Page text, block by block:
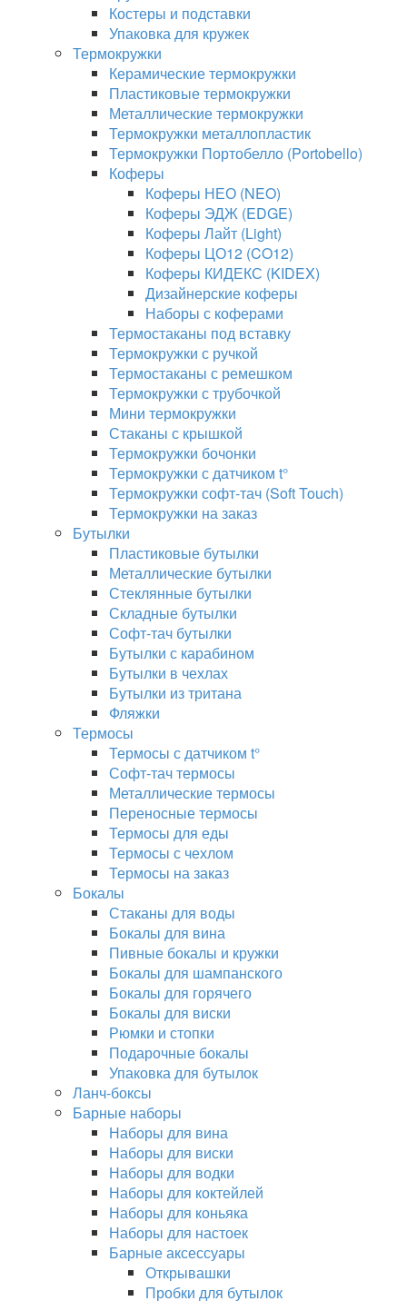
Костеры и подставки
Упаковка для кружек
Термокружки
Керамические термокружки
Пластиковые термокружки
Металлические термокружки
Термокружки металлопластик
Термокружки Портобелло (Portobello)
Коферы
Коферы НЕО (NEO)
Коферы ЭДЖ (EDGE)
Коферы Лайт (Light)
Коферы ЦО12 (CO12)
Коферы КИДЕКС (KIDEX)
Дизайнерские коферы
Наборы с коферами
Термостаканы под вставку
Термокружки с ручкой
Термостаканы с ремешком
Термокружки с трубочкой
Мини термокружки
Стаканы с крышкой
Термокружки бочонки
Термокружки с датчиком t°
Термокружки софт-тач (Soft Touch)
Термокружки на заказ
Бутылки
Пластиковые бутылки
Металлические бутылки
Стеклянные бутылки
Складные бутылки
Софт-тач бутылки
Бутылки с карабином
Бутылки в чехлах
Бутылки из тритана
Фляжки
Термосы
Термосы с датчиком t°
Софт-тач термосы
Металлические термосы
Переносные термосы
Термосы для еды
Термосы с чехлом
Термосы на заказ
Бокалы
Стаканы для воды
Бокалы для вина
Пивные бокалы и кружки
Бокалы для шампанского
Бокалы для горячего
Бокалы для виски
Рюмки и стопки
Подарочные бокалы
Упаковка для бутылок
Ланч-боксы
Барные наборы
Наборы для вина
Наборы для виски
Наборы для водки
Наборы для коктейлей
Наборы для коньяка
Наборы для настоек
Барные аксессуары
Открывашки
Пробки для бутылок